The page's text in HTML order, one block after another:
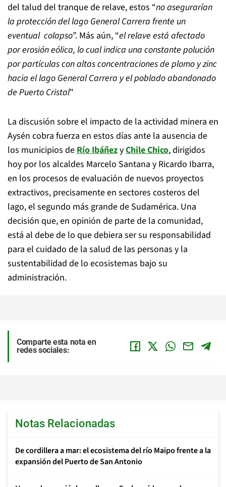
del talud del tranque de relave, estos “no asegurarían
la protección del lago General Carrera frente un
eventual colapso”. Más aún, “el relave está afectado
por erosión eólica, lo cual indica una constante polución
por partículas con altas concentraciones de plomo y zinc
hacia el lago General Carrera y el poblado abandonado
de Puerto Cristal"
La discusión sobre el impacto de la actividad minera en
Aysén cobra fuerza en estos días ante la ausencia de
los municipios de Río IbáñezyChile Chico, dirigidos
hoy por los alcaldes Marcelo Santana y Ricardo Ibarra,
en los procesos de evaluación de nuevos proyectos
extractivos, precisamente en sectores costeros del
lago, el segundo más grande de Sudamérica. Una
decisión que, en opinión de parte de la comunidad,
está al debe de lo que debiera ser su responsabilidad
para el cuidado de la salud de las personas y la
sustentabilidad de lo ecosistemas bajo su
administración.
Comparte esta nota en
redes sociales:
Notas Relacionadas
De cordillera a mar: el ecosistema del río Maipo frente a la
expansión del Puerto de San Antonio